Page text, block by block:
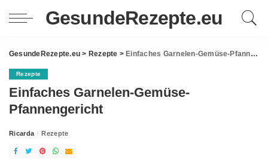
GesundeRezepte.eu
GesundeRezepte.eu > Rezepte > Einfaches Garnelen-Gemüse-Pfannengericht
Rezepte
Einfaches Garnelen-Gemüse-
Pfannengericht
Posted
Ricarda Rezepte